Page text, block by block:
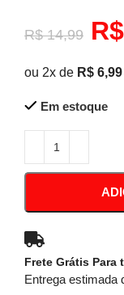
R$14,99 O
era:
R$
ou 2x de R$ 6,99
Em estoque
Frete Grátis Para
Entrega estimada